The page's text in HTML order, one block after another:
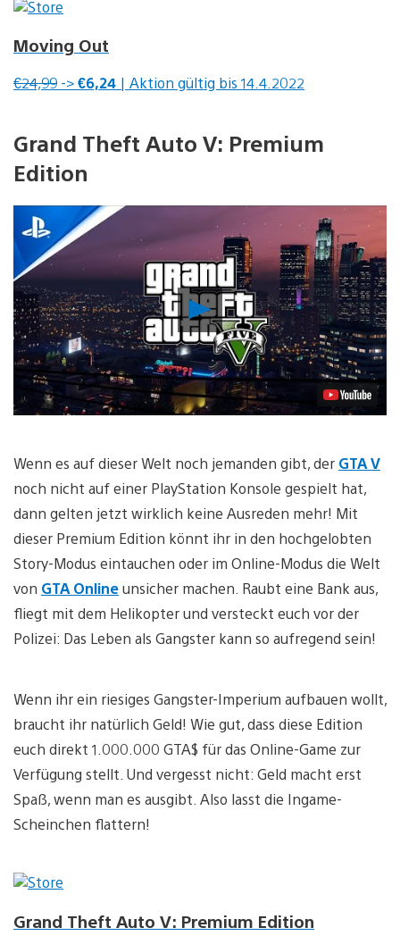
Moving Out
€24,99 ->€6,24 | Aktion gültig bis 14.4.2022
Grand Theft Auto V: Premium
Edition
Video
abspielen
Wenn es auf dieser Welt noch jemanden gibt, der GTA V
noch nicht auf einer PlayStation Konsole gespielt hat,
dann gelten jetzt wirklich keine Ausreden mehr! Mit
dieser Premium Edition könnt ihr in den hochgelobten
Story-Modus eintauchen oder im Online-Modus die Welt
von GTA Onlineunsicher machen. Raubt eine Bank aus,
fliegt mit dem Helikopter und versteckt euch vor der
Polizei: Das Leben als Gangster kann so aufregend sein!
Wenn ihr ein riesiges Gangster-Imperium aufbauen wollt,
braucht ihr natürlich Geld! Wie gut, dass diese Edition
euch direkt 1.000.000 GTA$ für das Online-Game zur
Verfügung stellt. Und vergesst nicht: Geld macht erst
Spaß, wenn man es ausgibt. Also lasst die Ingame-
Scheinchen flattern!
Grand Theft Auto V: Premium Edition